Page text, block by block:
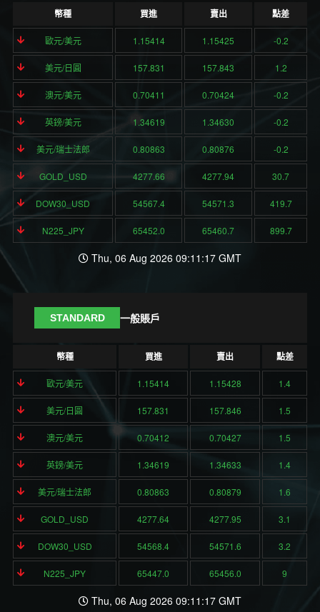
幣種 買進 賣出 點差
歐元/美元 1.15414 1.15425 -0.2
美元/日圓 157.831 157.843 1.2
澳元/美元 0.70411 0.70424 -0.2
英鎊/美元 1.34619 1.34630 -0.2
美元/瑞士法郎 0.80863 0.80876 -0.2
GOLD_USD 4277.66 4277.94 30.7
DOW30_USD 54567.4 54571.3 419.7
N225_JPY 65452.0 65460.7 899.7
Thu, 06 Aug 2026 09:11:17 GMT
STANDARD 一般賬戶
幣種 買進 賣出 點差
歐元/美元 1.15414 1.15428 1.4
美元/日圓 157.831 157.846 1.5
澳元/美元 0.70412 0.70427 1.5
英鎊/美元 1.34619 1.34633 1.4
美元/瑞士法郎 0.80863 0.80879 1.6
GOLD_USD 4277.64 4277.95 3.1
DOW30_USD 54568.4 54571.6 3.2
N225_JPY 65447.0 65456.0 9
Thu, 06 Aug 2026 09:11:17 GMT